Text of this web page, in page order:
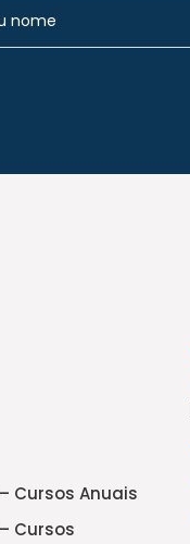
Cursos Anuais
Cursos